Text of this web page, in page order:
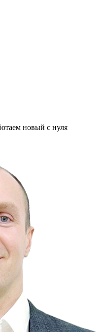
новый с нуля